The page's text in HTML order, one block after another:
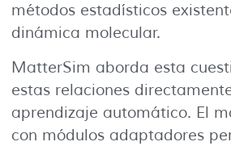
métodos estadísticos
dinámica molecular.
MatterSim aborda esta
estas relaciones
aprendizaje automático. El
con módulos adaptadores